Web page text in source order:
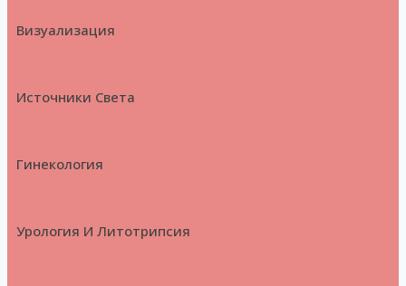
Визуализация
Источники Света
Гинекология
Урология И Литотрипсия